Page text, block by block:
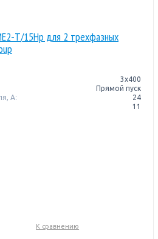
T/15Hp для 2 трехфазных
3х400
Прямой пуск
А:
24
11
К сравнению